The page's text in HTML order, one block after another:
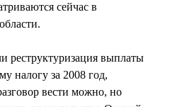
сейчас в
реструктуризация выплаты
налогу за 2008 год,
вести можно, но